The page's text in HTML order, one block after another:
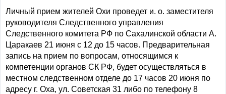
Личный прием жителей Охи проведет и. о. заместителя
руководителя Следственного управления
Следственного комитета РФ по Сахалинской области А.
Царакаев 21 июня с 12 до 15 часов. Предварительная
запись на прием по вопросам, относящимся к
компетенции органов СК РФ, будет осуществляться в
местном следственном отделе до 17 часов 20 июня по
адресу г. Оха, ул. Советская 31 либо по телефону 8